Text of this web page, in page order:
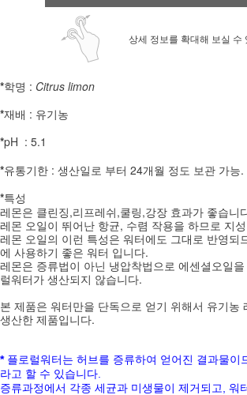
상세 정보를 확대해 보실 수
*학명 : Citrus limon
*재배 : 유기농
*pH : 5.1
*유통기한 : 생산일로 부터 24개월 정도 보관 가능.
*특성
레몬은 클린징,리프레쉬,쿨링,강장 효과가 좋습니
레몬 오일이 뛰어난 항균, 수렴 작용을 하므로 지
레몬 오일의 이런 특성은 워터에도 그대로 반영되
에 사용하기 좋은 워터 입니다.
레몬은 증류법이 아닌 냉압착법으로 에센셜오일
럴워터가 생산되지 않습니다.
본 제품은 워터만을 단독으로 얻기 위해서 유기농
생산한 제품입니다.
* 플로럴워터는 허브를 증류하여 얻어진 결과물이
라고 할 수 있습니다
증류과정에서 각종 세균과 미생물이 제거되고, 워